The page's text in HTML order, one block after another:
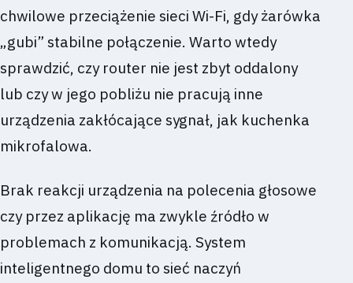
chwilowe przeciążenie sieci Wi-Fi, gdy żarówka
„gubi” stabilne połączenie. Warto wtedy
sprawdzić, czy router nie jest zbyt oddalony
lub czy w jego pobliżu nie pracują inne
urządzenia zakłócające sygnał, jak kuchenka
mikrofalowa.
Brak reakcji urządzenia na polecenia głosowe
czy przez aplikację ma zwykle źródło w
problemach z komunikacją. System
inteligentnego domu to sieć naczyń